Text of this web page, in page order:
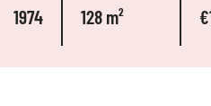
1974 128 m²